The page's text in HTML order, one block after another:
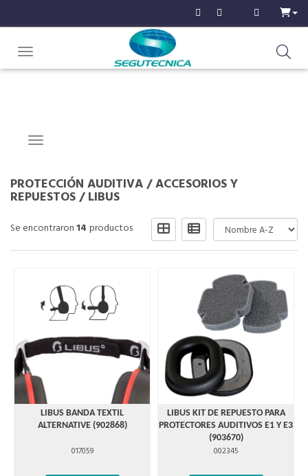
Toggle navigation
Navigation ein-/ausblenden
PROTECCIÓN AUDITIVA/ACCESORIOS Y
REPUESTOS/LIBUS
Se encontraron14 productos
LIBUS BANDA TEXTIL
ALTERNATIVE (902868)
017059
LIBUS KIT DE REPUESTO PARA
PROTECTORES AUDITIVOS E1 Y E3
(903670)
002345